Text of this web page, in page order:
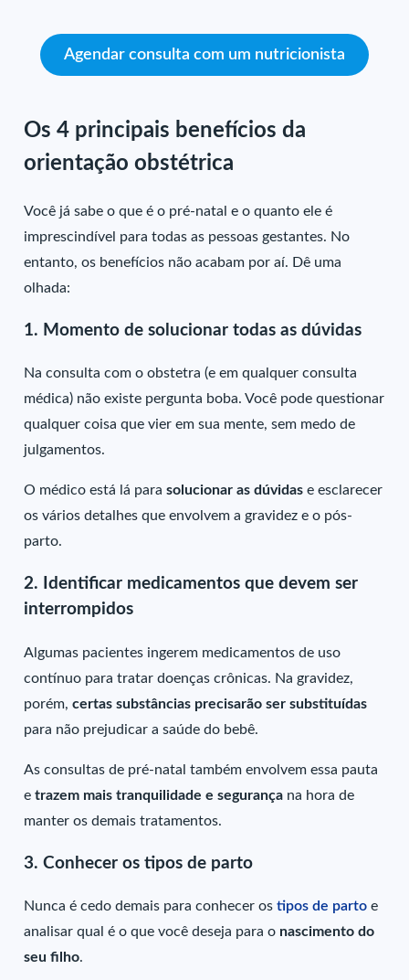
Agendar consulta com um nutricionista
Os 4 principais benefícios da
orientação obstétrica
Você já sabe o que é o pré-natal e o quanto ele é
imprescindível para todas as pessoas gestantes. No
entanto, os benefícios não acabam por aí. Dê uma
olhada:
1. Momento de solucionar todas as dúvidas
Na consulta com o obstetra (e em qualquer consulta
médica) não existe pergunta boba. Você pode questionar
qualquer coisa que vier em sua mente, sem medo de
julgamentos.
O médico está lá parasolucionar as dúvidas e esclarecer
os vários detalhes que envolvem a gravidez e o pós-
parto.
2. Identificar medicamentos que devem ser
interrompidos
Algumas pacientes ingerem medicamentos de uso
contínuo para tratar doenças crônicas. Na gravidez,
porém,certas substâncias precisarão ser substituídas
para não prejudicar a saúde do bebê.
As consultas de pré-natal também envolvem essa pauta
etrazem mais tranquilidade e segurança na hora de
manter os demais tratamentos.
3. Conhecer os tipos de parto
Nunca é cedo demais para conhecer ostipos de parto e
analisar qual é o que você deseja para o nascimento do
seu filho.